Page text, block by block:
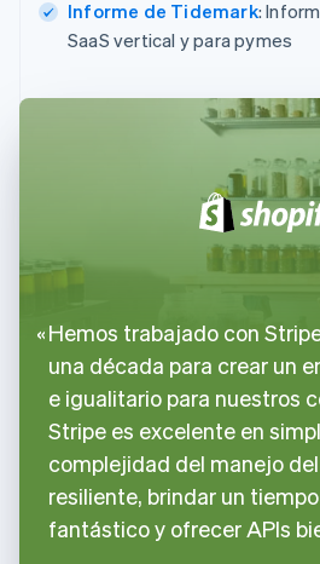
Informe de Tidemark:
SaaS vertical y para pymes
Hemos trabajado con
una década para crear un
e igualitario para nuestros
Stripe es excelente en
complejidad del manejo
resiliente, brindar un
fantástico y ofrecer APIs